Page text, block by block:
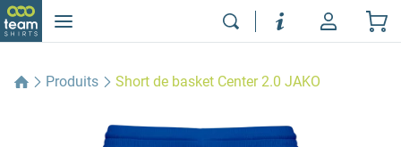
Produits Short de basket Center 2.0 JAKO